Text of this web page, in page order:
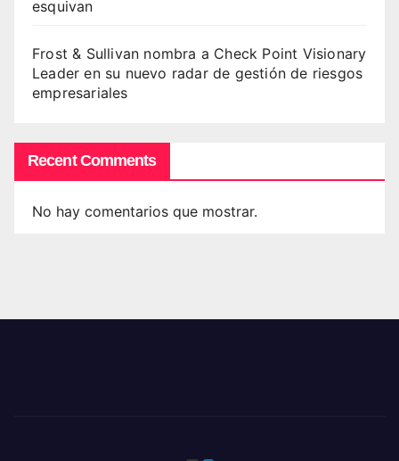
esquivan
Frost & Sullivan nombra a Check Point Visionary
Leader en su nuevo radar de gestión de riesgos
empresariales
Recent Comments
No hay comentarios que mostrar.